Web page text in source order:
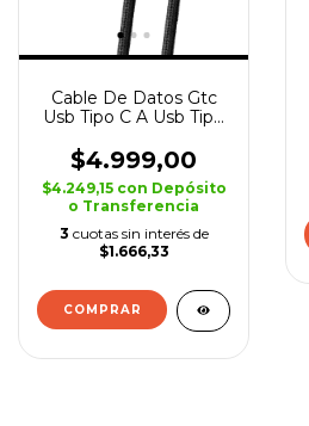
Cable De Datos Gtc
Usb Tipo C A Usb Tipo
$4.999,00
$4.249,15 con Depósito
o Transferencia
3 cuotas sin interés de
$1.666,33
COMPRAR